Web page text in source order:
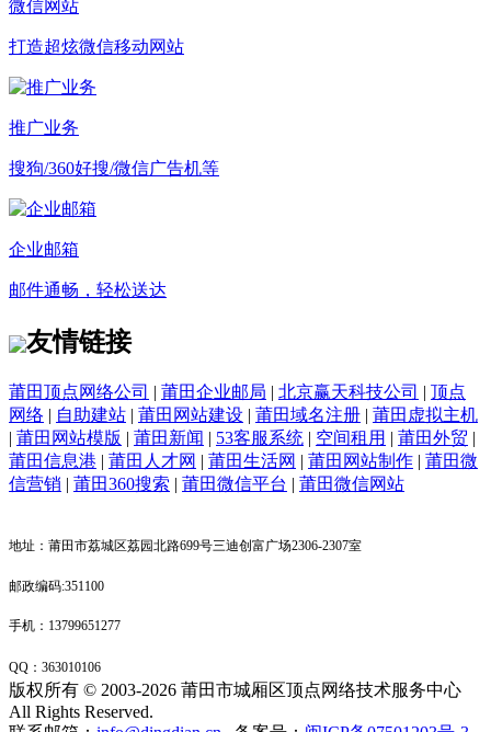
微信网站
打造超炫微信移动网站
推广业务
搜狗/360好搜/微信广告机等
企业邮箱
邮件通畅，轻松送达
友情链接
莆田顶点网络公司 | 莆田企业邮局 | 北京赢天科技公司 | 顶点
网络 | 自助建站 | 莆田网站建设 | 莆田域名注册 | 莆田虚拟主机
| 莆田网站模版 | 莆田新闻 | 53客服系统 | 空间租用 | 莆田外贸 |
莆田信息港 | 莆田人才网 | 莆田生活网 | 莆田网站制作 | 莆田微
信营销 | 莆田360搜索 | 莆田微信平台 | 莆田微信网站
地址：莆田市荔城区荔园北路699号三迪创富广场2306-2307室
邮政编码:351100
手机：13799651277
QQ： 363010106
版权所有 © 2003-2026 莆田市城厢区顶点网络技术服务中心
All Rights Reserved.